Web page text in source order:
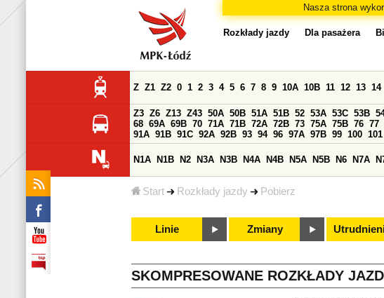
Nasza strona
Start Rozkłady jazdy Pobierz
Rozkłady jazdy Dla pasażera
Z Z1 Z2 0 1 2 3 4 5 6 7 8 9 10A 10B 11 12 13 14
Z3 Z6 Z13 Z43 50A 50B 51A 51B 52 53A 53C 53B
68 69A 69B 70 71A 71B 72A 72B 73 75A 75B 76 77
91A 91B 91C 92A 92B 93 94 96 97A 97B 99 100 101
N1A N1B N2 N3A N3B N4A N4B N5A N5B N6 N7A
Linie Zmiany
SKOMPRESOWANE ROZKŁADY